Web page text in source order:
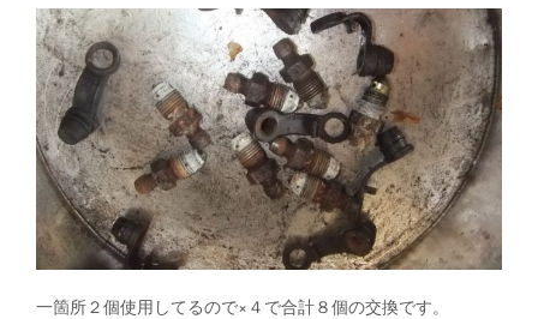
一箇所２個使用してるので×４で合計８個の交換です。